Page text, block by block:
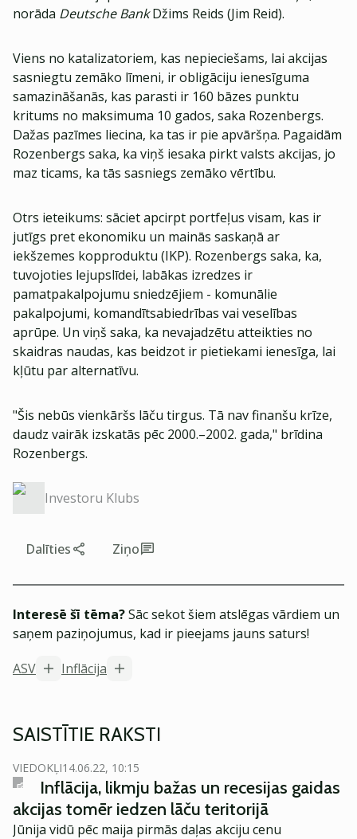
norāda Deutsche BankDžims Reids (Jim Reid).
Viens no katalizatoriem, kas nepieciešams, lai akcijas
sasniegtu zemāko līmeni, ir obligāciju ienesīguma
samazināšanās, kas parasti ir 160 bāzes punktu
kritums no maksimuma 10 gados, saka Rozenbergs.
Dažas pazīmes liecina, ka tas ir pie apvāršņa. Pagaidām
Rozenbergs saka, ka viņš iesaka pirkt valsts akcijas, jo
maz ticams, ka tās sasniegs zemāko vērtību.
Otrs ieteikums: sāciet apcirpt portfeļus visam, kas ir
jutīgs pret ekonomiku un mainās saskaņā ar
iekšzemes kopproduktu (IKP). Rozenbergs saka, ka,
tuvojoties lejupslīdei, labākas izredzes ir
pamatpakalpojumu sniedzējiem - komunālie
pakalpojumi, komandītsabiedrības vai veselības
aprūpe. Un viņš saka, ka nevajadzētu atteikties no
skaidras naudas, kas beidzot ir pietiekami ienesīga, lai
kļūtu par alternatīvu.
"Šis nebūs vienkāršs lāču tirgus. Tā nav finanšu krīze,
daudz vairāk izskatās pēc 2000.–2002. gada," brīdina
Rozenbergs.
Investoru Klubs
Dalīties Ziņo
Interesē šī tēma?Sāc sekot šiem atslēgas vārdiem un
saņem paziņojumus, kad ir pieejams jauns saturs!
ASV
Inflācija
SAISTĪTIE RAKSTI
VIEDOKĻI14.06.22, 10:15
Inflācija, likmju bažas un recesijas gaidas
akcijas tomēr iedzen lāču teritorijā
Jūnija vidū pēc maija pirmās daļas akciju cenu